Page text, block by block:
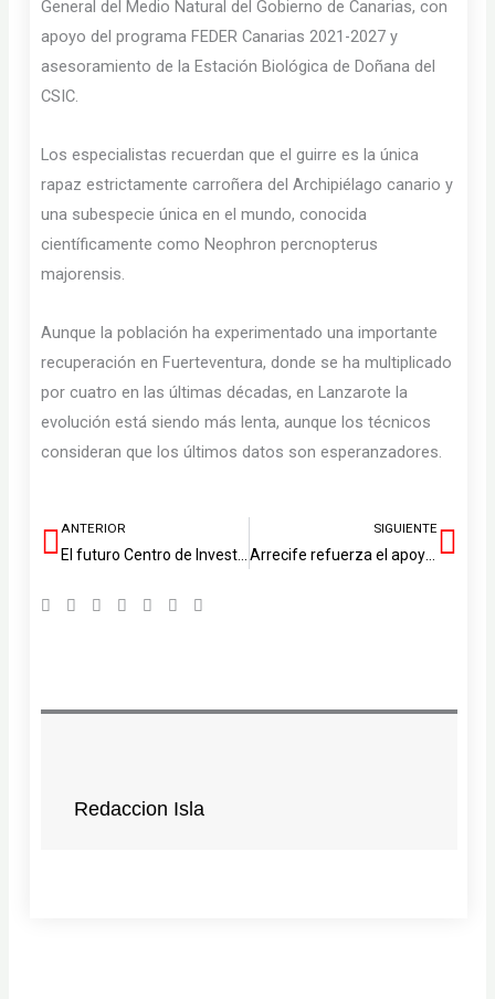
General del Medio Natural del Gobierno de Canarias, con
apoyo del programa FEDER Canarias 2021-2027 y
asesoramiento de la Estación Biológica de Doñana del
CSIC.
Los especialistas recuerdan que el guirre es la única
rapaz estrictamente carroñera del Archipiélago canario y
una subespecie única en el mundo, conocida
científicamente como Neophron percnopterus
majorensis.
Aunque la población ha experimentado una importante
recuperación en Fuerteventura, donde se ha multiplicado
por cuatro en las últimas décadas, en Lanzarote la
evolución está siendo más lenta, aunque los técnicos
consideran que los últimos datos son esperanzadores.
Ant
ANTERIOR SIGUIENTE
Redaccion Isla